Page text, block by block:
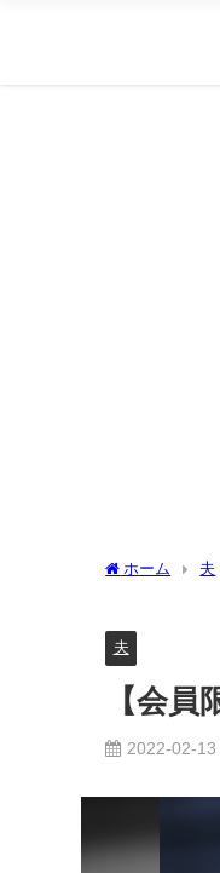
ホーム 夫
夫
【会
2022-02-13